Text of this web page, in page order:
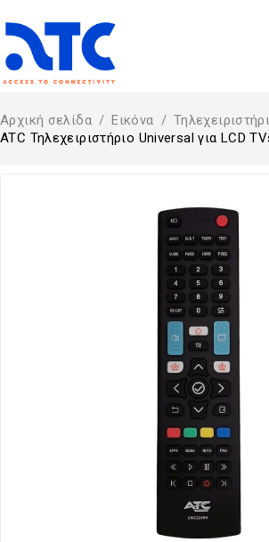
Αρχική σελίδα / Εικόνα /
ATC Τηλεχειριστήριο Universal για LCD